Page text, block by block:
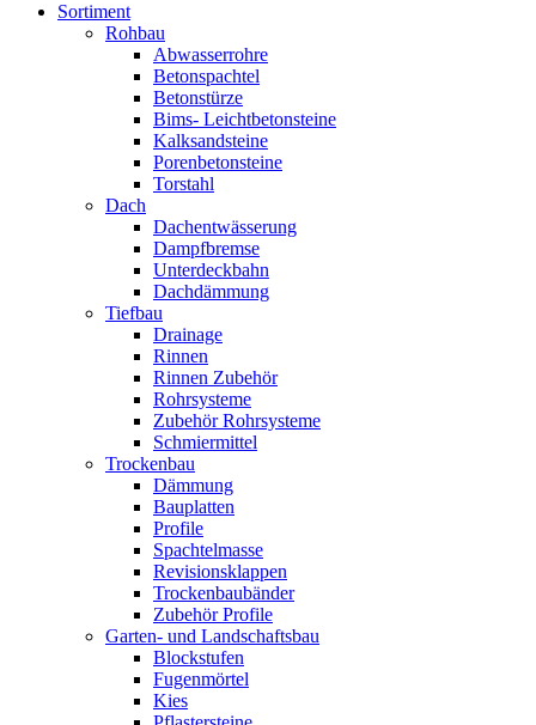
Sortiment
Rohbau
Abwasserrohre
Betonspachtel
Betonstürze
Bims- Leichtbetonsteine
Kalksandsteine
Porenbetonsteine
Torstahl
Dach
Dachentwässerung
Dampfbremse
Unterdeckbahn
Dachdämmung
Tiefbau
Drainage
Rinnen
Rinnen Zubehör
Rohrsysteme
Zubehör Rohrsysteme
Schmiermittel
Trockenbau
Dämmung
Bauplatten
Profile
Spachtelmasse
Revisionsklappen
Trockenbaubänder
Zubehör Profile
Garten- und Landschaftsbau
Blockstufen
Fugenmörtel
Kies